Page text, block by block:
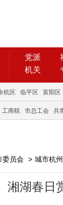
党派
机关
杭区 临平区 富阳区
工商联 市总工会 共
委员会 > 城市杭州
湘湖春日